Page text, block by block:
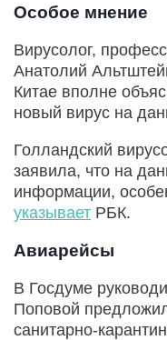
Особое мнение
Вирусолог,
Анатолий
Китае вполне
новый вирус на
Голландский
заявила, что на
информации,
указывает РБК.
Авиарейсы
В Госдуме
Поповой
санитарно-